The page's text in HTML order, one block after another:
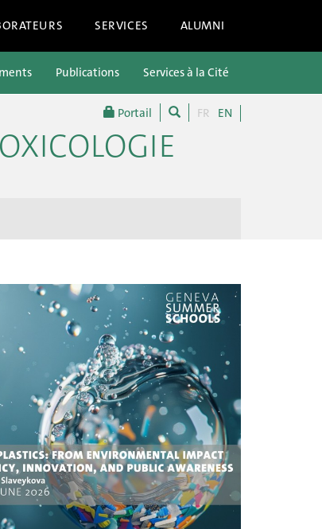
SERVICES ALUMNI
Portail FR EN
Publications Services à la Cité